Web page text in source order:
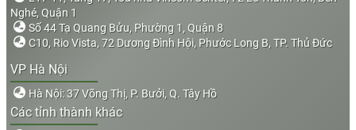
Nghé, Quận 1
Số 44 Tạ Quang Bửu, Phường 1, Quận 8
C10, Rio Vista, 72 Dương Đình Hội, Phước Long B, TP. Thủ Đức
VP Hà Nội
Hà Nội: 37 Võng Thị, P. Bưởi, Q. Tây Hồ
Các tỉnh thành khác